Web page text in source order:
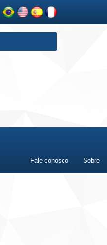
Fale conosco Sobre